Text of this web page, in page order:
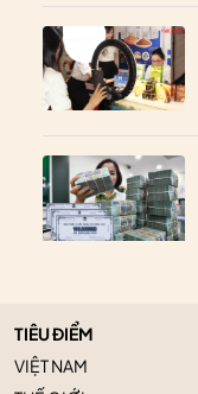
TIÊU ĐIỂM
VIỆT NAM